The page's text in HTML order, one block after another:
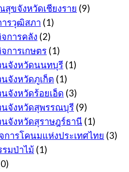
ขจังหวัดเชียงราย (9)
ารวุฒิสภา (1)
การคลัง (2)
การเกษตร (1)
นจังหวัดนนทบุรี (1)
จังหวัดภูเก็ต (1)
จังหวัดร้อยเอ็ด (3)
นจังหวัดสุพรรณบุรี (9)
จังหวัดสุราษฎร์ธานี (1)
การโคนมแห่งประเทศไทย (3)
มป่าไม้ (1)